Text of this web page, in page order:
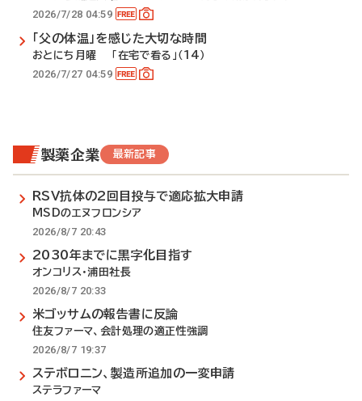
2026/7/28 04:59
「父の体温」を感じた大切な時間
おとにち月曜 「在宅で看る」（14）
2026/7/27 04:59
製薬企業 最新記事
RSV抗体の2回目投与で適応拡大申請
MSDのエヌフロンシア
2026/8/7 20:43
2030年までに黒字化目指す
オンコリス・浦田社長
2026/8/7 20:33
米ゴッサムの報告書に反論
住友ファーマ、会計処理の適正性強調
2026/8/7 19:37
ステボロニン、製造所追加の一変申請
ステラファーマ